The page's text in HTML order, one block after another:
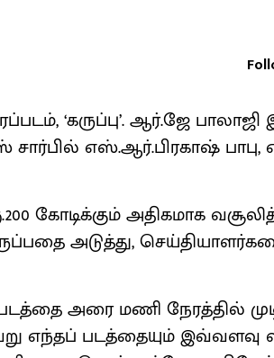
‘கருப்​பு’. ஆர்.ஜே பாலாஜி
சார்பில் எஸ்​.ஆர்​.பிர​காஷ்
கோடிக்​கும் அதிகமாக
அடுத்து,
படத்தை அரை மணி நேரத்தில்
எந்​தப் படத்​தை​யும் இவ்​வளவு